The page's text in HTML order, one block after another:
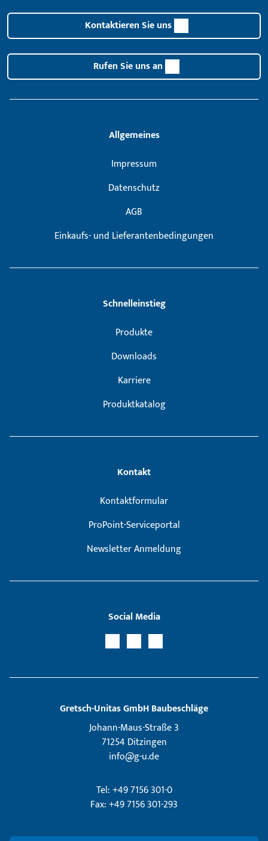
Kontaktieren Sie uns
Rufen Sie uns an
Allgemeines
Impressum
Datenschutz
AGB
Einkaufs- und Lieferantenbedingungen
Schnelleinstieg
Produkte
Downloads
Karriere
Produktkatalog
Kontakt
Kontaktformular
ProPoint-Serviceportal
Newsletter Anmeldung
Social Media
Gretsch­-Unitas GmbH Baubeschläge
Johann-Maus-Straße 3
71254 Ditzingen
info@g-u.de
Tel: +49 7156 301-0
Fax: +49 7156 301-293